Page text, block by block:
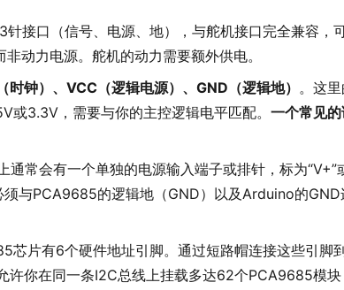
3针接口（信号、电源、地），与舵机接口完全兼容
非动力电源。舵机的动力需要额外供电。
时钟）、VCC（逻辑电源）、GND（逻辑地） 。这
3.3V，需要与你的主控逻辑电平匹配。 一个常见
通常会有一个单独的电源输入端子或排针，标为“V+”
与PCA9685的逻辑地（GND）以及Arduino的GND
芯片有6个硬件地址引脚。通过短路帽连接这些引脚
许你在同一条I2C总线上挂载多达62个PCA9685模